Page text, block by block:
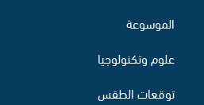
الموسوعة
علوم وتكنولوجيا
توقعات الطقس